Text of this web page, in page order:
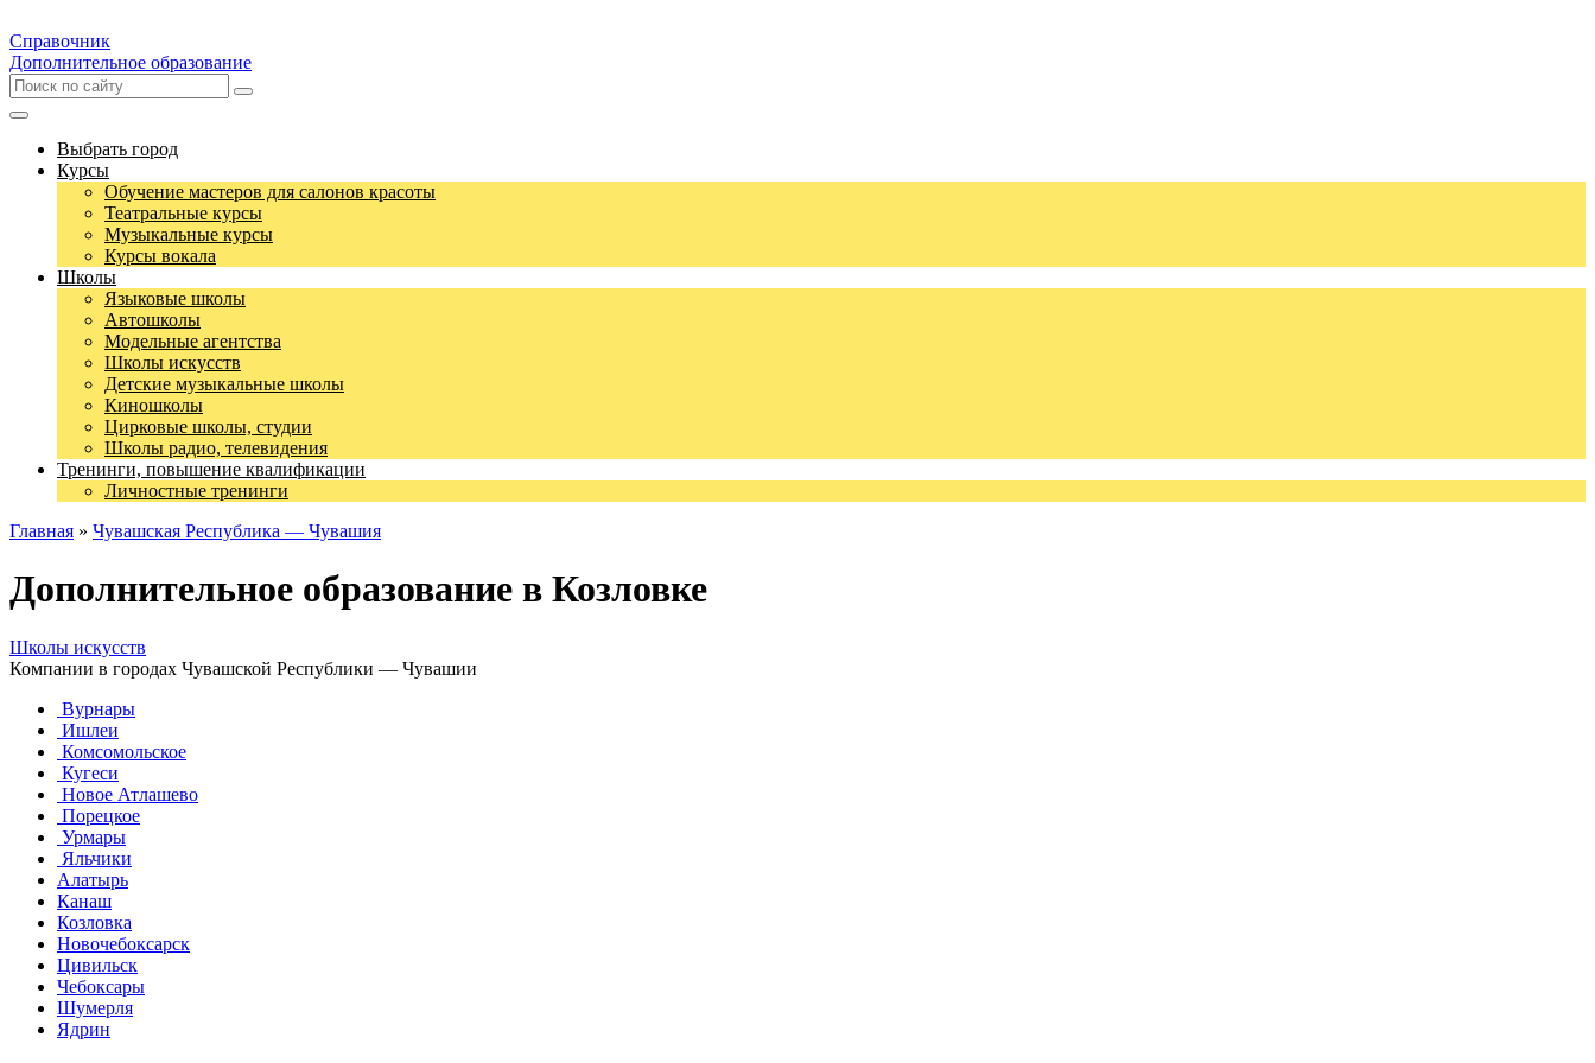
Справочник
Дополнительное образование
Выбрать город
Курсы
Обучение мастеров для салонов красоты
Театральные курсы
Музыкальные курсы
Курсы вокала
Школы
Языковые школы
Автошколы
Модельные агентства
Школы искусств
Детские музыкальные школы
Киношколы
Цирковые школы, студии
Школы радио, телевидения
Тренинги, повышение квалификации
Личностные тренинги
Главная » Чувашская Республика — Чувашия
Дополнительное образование в Козловке
Школы искусств
Компании в городах Чувашской Республики — Чувашии
Вурнары
Ишлеи
Комсомольское
Кугеси
Новое Атлашево
Порецкое
Урмары
Яльчики
Алатырь
Канаш
Козловка
Новочебоксарск
Цивильск
Чебоксары
Шумерля
Ядрин